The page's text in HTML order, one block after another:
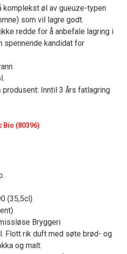
nyhetsbrev fra
nyhetsbrev. Du
komplekst øl av gueuze-typen
som vil lagre godt.
redde for å anbefale lagring i
spennende kandidat for
Inntil 3 års fatlagring
Bio (80396)
(35,5cl)
Bryggeri
Flott rik duft med søte brød- og
og malt.